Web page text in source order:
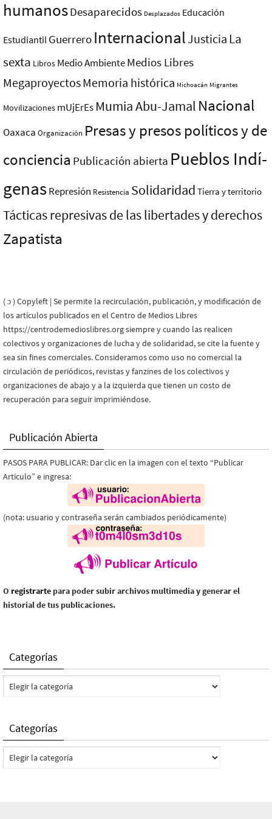
humanosDesaparecidos Desplazados Educación
Estudiantil Guerrero InternacionalJusticia La
sexta Libros Medio AmbienteMedios Libres
MegaproyectosMemoria histórica Michoacán Migrantes
Movilizaciones mUjErEs Mumia Abu-Jamal Nacional
Oaxaca Organización Presas y presos polí­ticos y de
conciencia Publicación abierta Pueblos Indí­
genasRepresión Resistencia Solidaridad Tierra y territorio
Tácticas represivas de las libertades y derechos
Zapatista
( ɔ ) Copyleft | Se permite la recirculación, publicación, y modificación de
los artículos publicados en el Centro de Medios Libres
https://centrodemedioslibres.org siempre y cuando las realicen
colectivos y organizaciones de lucha y de solidaridad, se cite la fuente y
sea sin fines comerciales. Consideramos como uso no comercial la
circulación de periódicos, revistas y fanzines de los colectivos y
organizaciones de abajo y a la izquierda que tienen un costo de
recuperación para seguir imprimiéndose.
Publicación Abierta
PASOS PARA PUBLICAR: Dar clic en la imagen con el texto “Publicar
Artículo” e ingresa:
(nota: usuario y contraseña serán cambiados periódicamente)
O registrarte para poder subir archivos multimedia y generar el
historial de tus publicaciones.
Categorías
Categorías
Categorías
Categorías